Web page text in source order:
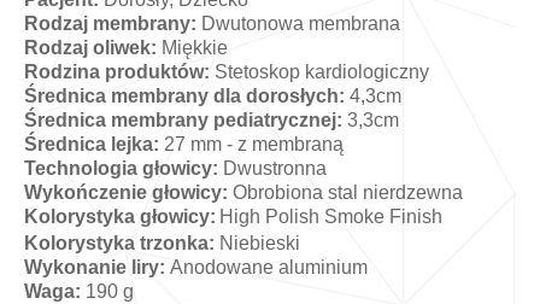
Rodzaj membrany: Dwutonowa membrana
Rodzaj oliwek: Miękkie
Rodzina produktów: Stetoskop kardiologiczny
Średnica membrany dla dorosłych: 4,3cm
Średnica membrany pediatrycznej: 3,3cm
Średnica lejka: 27 mm - z membraną
Technologia głowicy: Dwustronna
Wykończenie głowicy: Obrobiona stal nierdzewna
Kolorystyka głowicy: High Polish Smoke Finish
Kolorystyka trzonka: Niebieski
Wykonanie liry: Anodowane aluminium
Waga: 190 g